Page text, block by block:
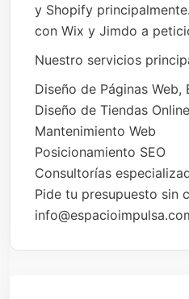
y Shopify
con Wix y Jimdo a
Nuestro servicios
Diseño de Páginas
Diseño de Tiendas Online
Mantenimiento Web
Posicionamiento SEO
Consultorías
Pide tu presupuesto sin